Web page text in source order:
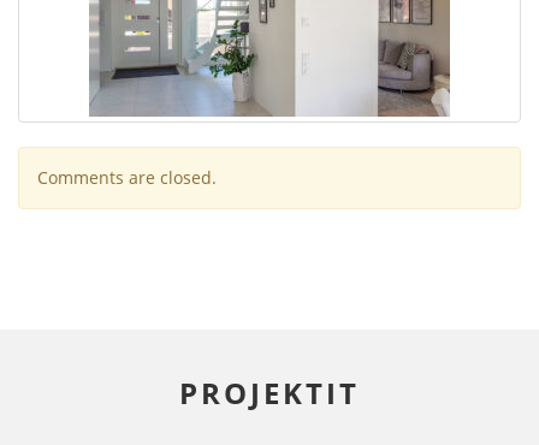
Comments are closed.
PROJEKTIT